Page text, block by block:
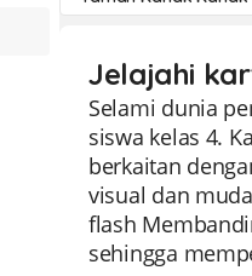
Jelajahi
Selami dunia
siswa kelas 4.
berkaitan
visual dan
flash
sehingga